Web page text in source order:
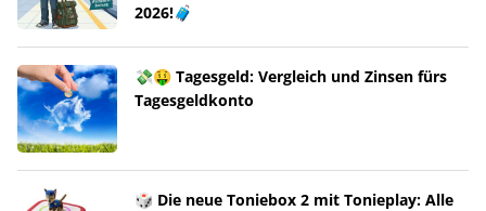
2026!🧳
💸🤑 Tagesgeld: Vergleich und Zinsen fürs
Tagesgeldkonto
🎲 Die neue Toniebox 2 mit Tonieplay: Alle